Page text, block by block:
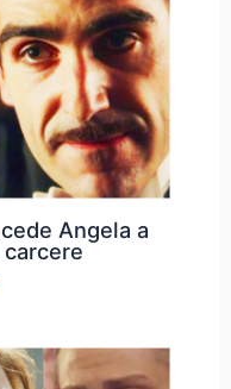
Angela a